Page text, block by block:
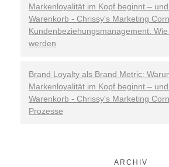
Markenloyalität im Kopf beginnt –
Warenkorb - Chrissy's Marketing
Kundenbeziehungsmanagement:
werden
Brand Loyalty als Brand Metric:
Markenloyalität im Kopf beginnt –
Warenkorb - Chrissy's Marketing
Prozesse
ARCHIV